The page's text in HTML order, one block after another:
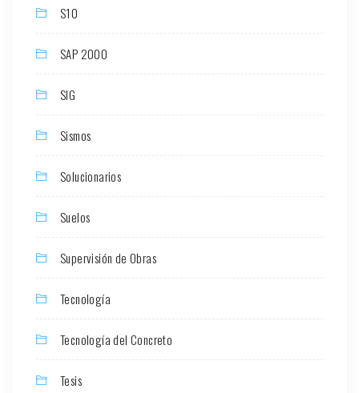
S10
SAP 2000
SIG
Sismos
Solucionarios
Suelos
Supervisión de Obras
Tecnología
Tecnología del Concreto
Tesis